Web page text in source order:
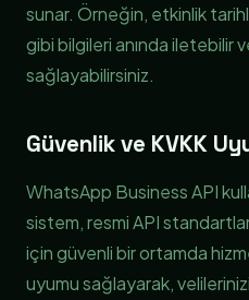
sunar. Örneğin, etkinlik
gibi bilgileri anında iletebilir
sağlayabilirsiniz.
Güvenlik ve KVKK
WhatsApp Business API
sistem, resmi API
için güvenli bir ortamda
uyumu sağlayarak,